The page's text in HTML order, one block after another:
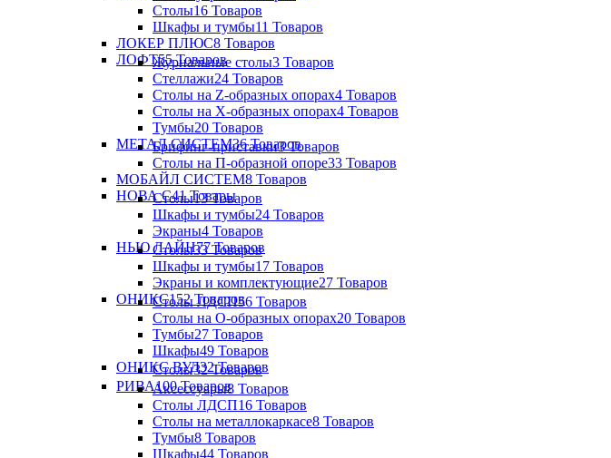
Столы16 Товаров
Шкафы и тумбы11 Товаров
ЛОКЕР ПЛЮС8 Товаров
ЛОФТ55 Товаров
Журнальные столы3 Товаров
Стеллажи24 Товаров
Столы на Z-образных опорах4 Товаров
Столы на Х-образных опорах4 Товаров
Тумбы20 Товаров
МЕТАЛ СИСТЕМ36 Товаров
Брифинг-приставки3 Товаров
Столы на П-образной опоре33 Товаров
МОБАЙЛ СИСТЕМ8 Товаров
НОВА С41 Товары
Столы13 Товаров
Шкафы и тумбы24 Товаров
Экраны4 Товаров
НЬЮ ЛАЙН77 Товаров
Столы33 Товаров
Шкафы и тумбы17 Товаров
Экраны и комплектующие27 Товаров
ОНИКС152 Товаров
Столы ЛДСП56 Товаров
Столы на О-образных опорах20 Товаров
Тумбы27 Товаров
Шкафы49 Товаров
ОНИКС ВУД32 Товаров
Столы32 Товаров
РИВА100 Товаров
Аксессуары8 Товаров
Столы ЛДСП16 Товаров
Столы на металлокаркасе8 Товаров
Тумбы8 Товаров
Шкафы44 Товаров